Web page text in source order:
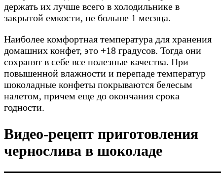
держать их лучше всего в холодильнике в
закрытой емкости, не больше 1 месяца.
Наиболее комфортная температура для хранения
домашних конфет, это +18 градусов. Тогда они
сохранят в себе все полезные качества. При
повышенной влажности и перепаде температур
шоколадные конфеты покрываются белесым
налетом, причем еще до окончания срока
годности.
Видео-рецепт приготовления
чернослива в шоколаде